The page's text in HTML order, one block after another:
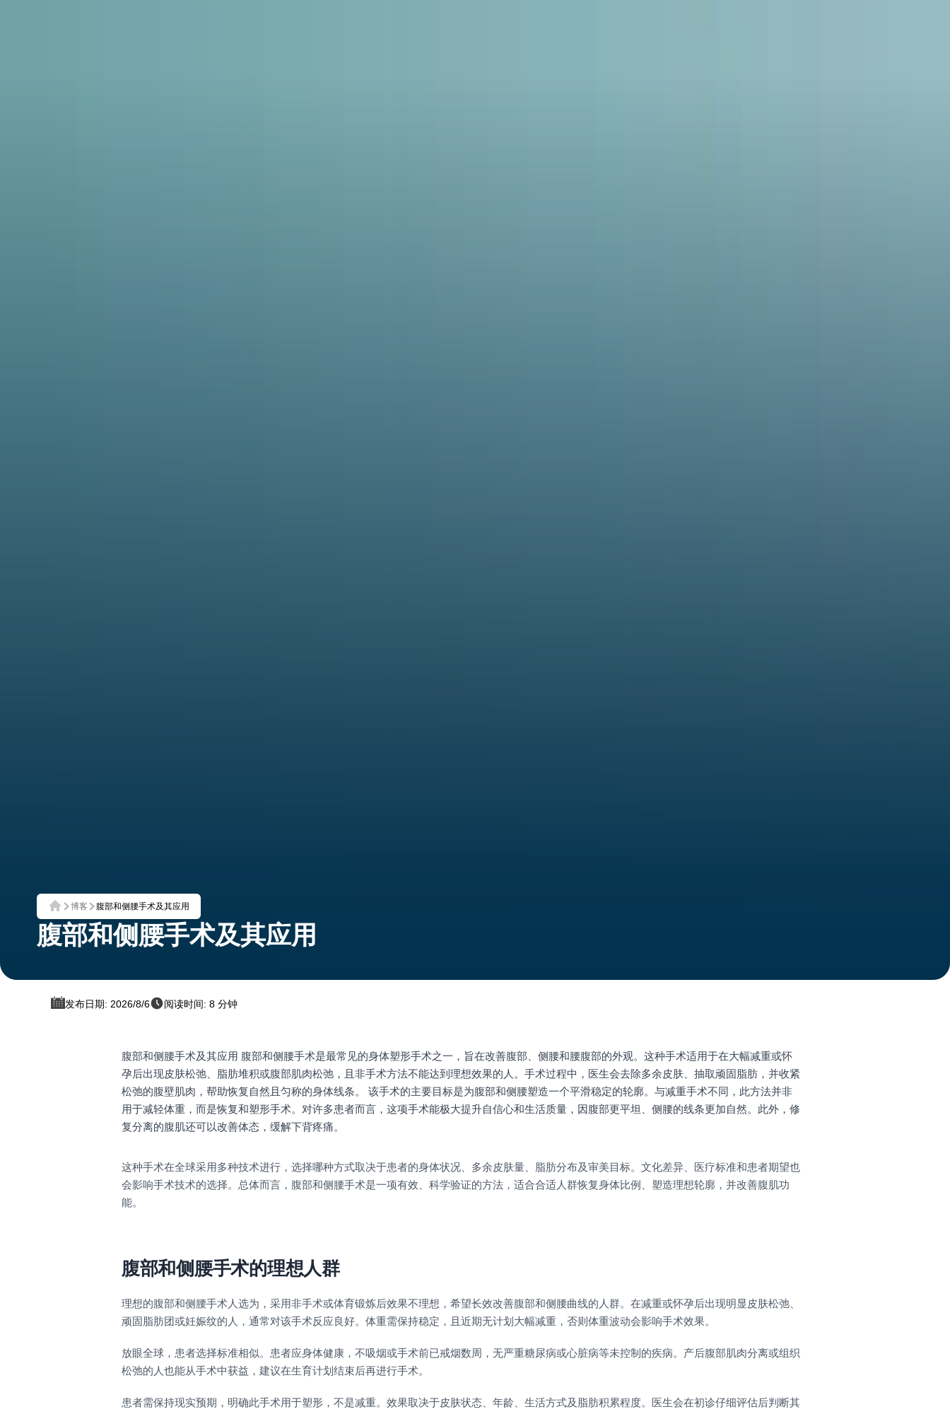
首页
博客 腹部和侧腰手术及其应用
腹部和侧腰手术及其应用
发布日期: 2026/8/6 阅读时间: 8 分钟
腹部和侧腰手术及其应用 腹部和侧腰手术是最常见的身体塑形手术之一，旨在改善腹部、侧腰和腰腹部的外观。这种手术适用于在大幅减重或怀
孕后出现皮肤松弛、脂肪堆积或腹部肌肉松弛，且非手术方法不能达到理想效果的人。手术过程中，医生会去除多余皮肤、抽取顽固脂肪，并收紧
松弛的腹壁肌肉，帮助恢复自然且匀称的身体线条。 该手术的主要目标是为腹部和侧腰塑造一个平滑稳定的轮廓。与减重手术不同，此方法并非
用于减轻体重，而是恢复和塑形手术。对许多患者而言，这项手术能极大提升自信心和生活质量，因腹部更平坦、侧腰的线条更加自然。此外，修
复分离的腹肌还可以改善体态，缓解下背疼痛。
这种手术在全球采用多种技术进行，选择哪种方式取决于患者的身体状况、多余皮肤量、脂肪分布及审美目标。文化差异、医疗标准和患者期望也
会影响手术技术的选择。总体而言，腹部和侧腰手术是一项有效、科学验证的方法，适合合适人群恢复身体比例、塑造理想轮廓，并改善腹肌功
能。
腹部和侧腰手术的理想人群
理想的腹部和侧腰手术人选为，采用非手术或体育锻炼后效果不理想，希望长效改善腹部和侧腰曲线的人群。在减重或怀孕后出现明显皮肤松弛、
顽固脂肪团或妊娠纹的人，通常对该手术反应良好。体重需保持稳定，且近期无计划大幅减重，否则体重波动会影响手术效果。
放眼全球，患者选择标准相似。患者应身体健康，不吸烟或手术前已戒烟数周，无严重糖尿病或心脏病等未控制的疾病。产后腹部肌肉分离或组织
松弛的人也能从手术中获益，建议在生育计划结束后再进行手术。
患者需保持现实预期，明确此手术用于塑形，不是减重。效果取决于皮肤状态、年龄、生活方式及脂肪积累程度。医生会在初诊仔细评估后判断其